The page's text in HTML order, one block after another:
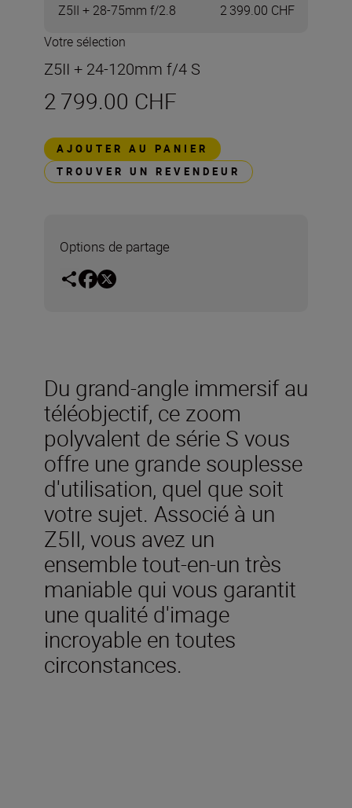
Z5II + 28-75mm f/2.8
2 399.00 CHF
Votre sélection
Z5II + 24-120mm f/4 S
2 799.00 CHF
AJOUTER AU PANIER
TROUVER UN REVENDEUR
Options de partage
Du grand-angle immersif au
téléobjectif, ce zoom
polyvalent de série S vous
offre une grande souplesse
d'utilisation, quel que soit
votre sujet. Associé à un
Z5II, vous avez un
ensemble tout-en-un très
maniable qui vous garantit
une qualité d'image
incroyable en toutes
circonstances.